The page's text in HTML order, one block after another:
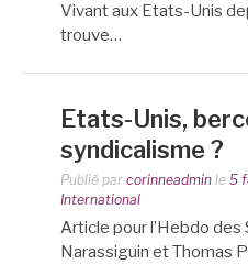
Vivant aux Etats-Unis
trouve…
Etats-Unis,
syndicalisme ?
Publié par corinneadmin le 5
International
Article pour l’Hebdo des
Narassiguin et Thomas